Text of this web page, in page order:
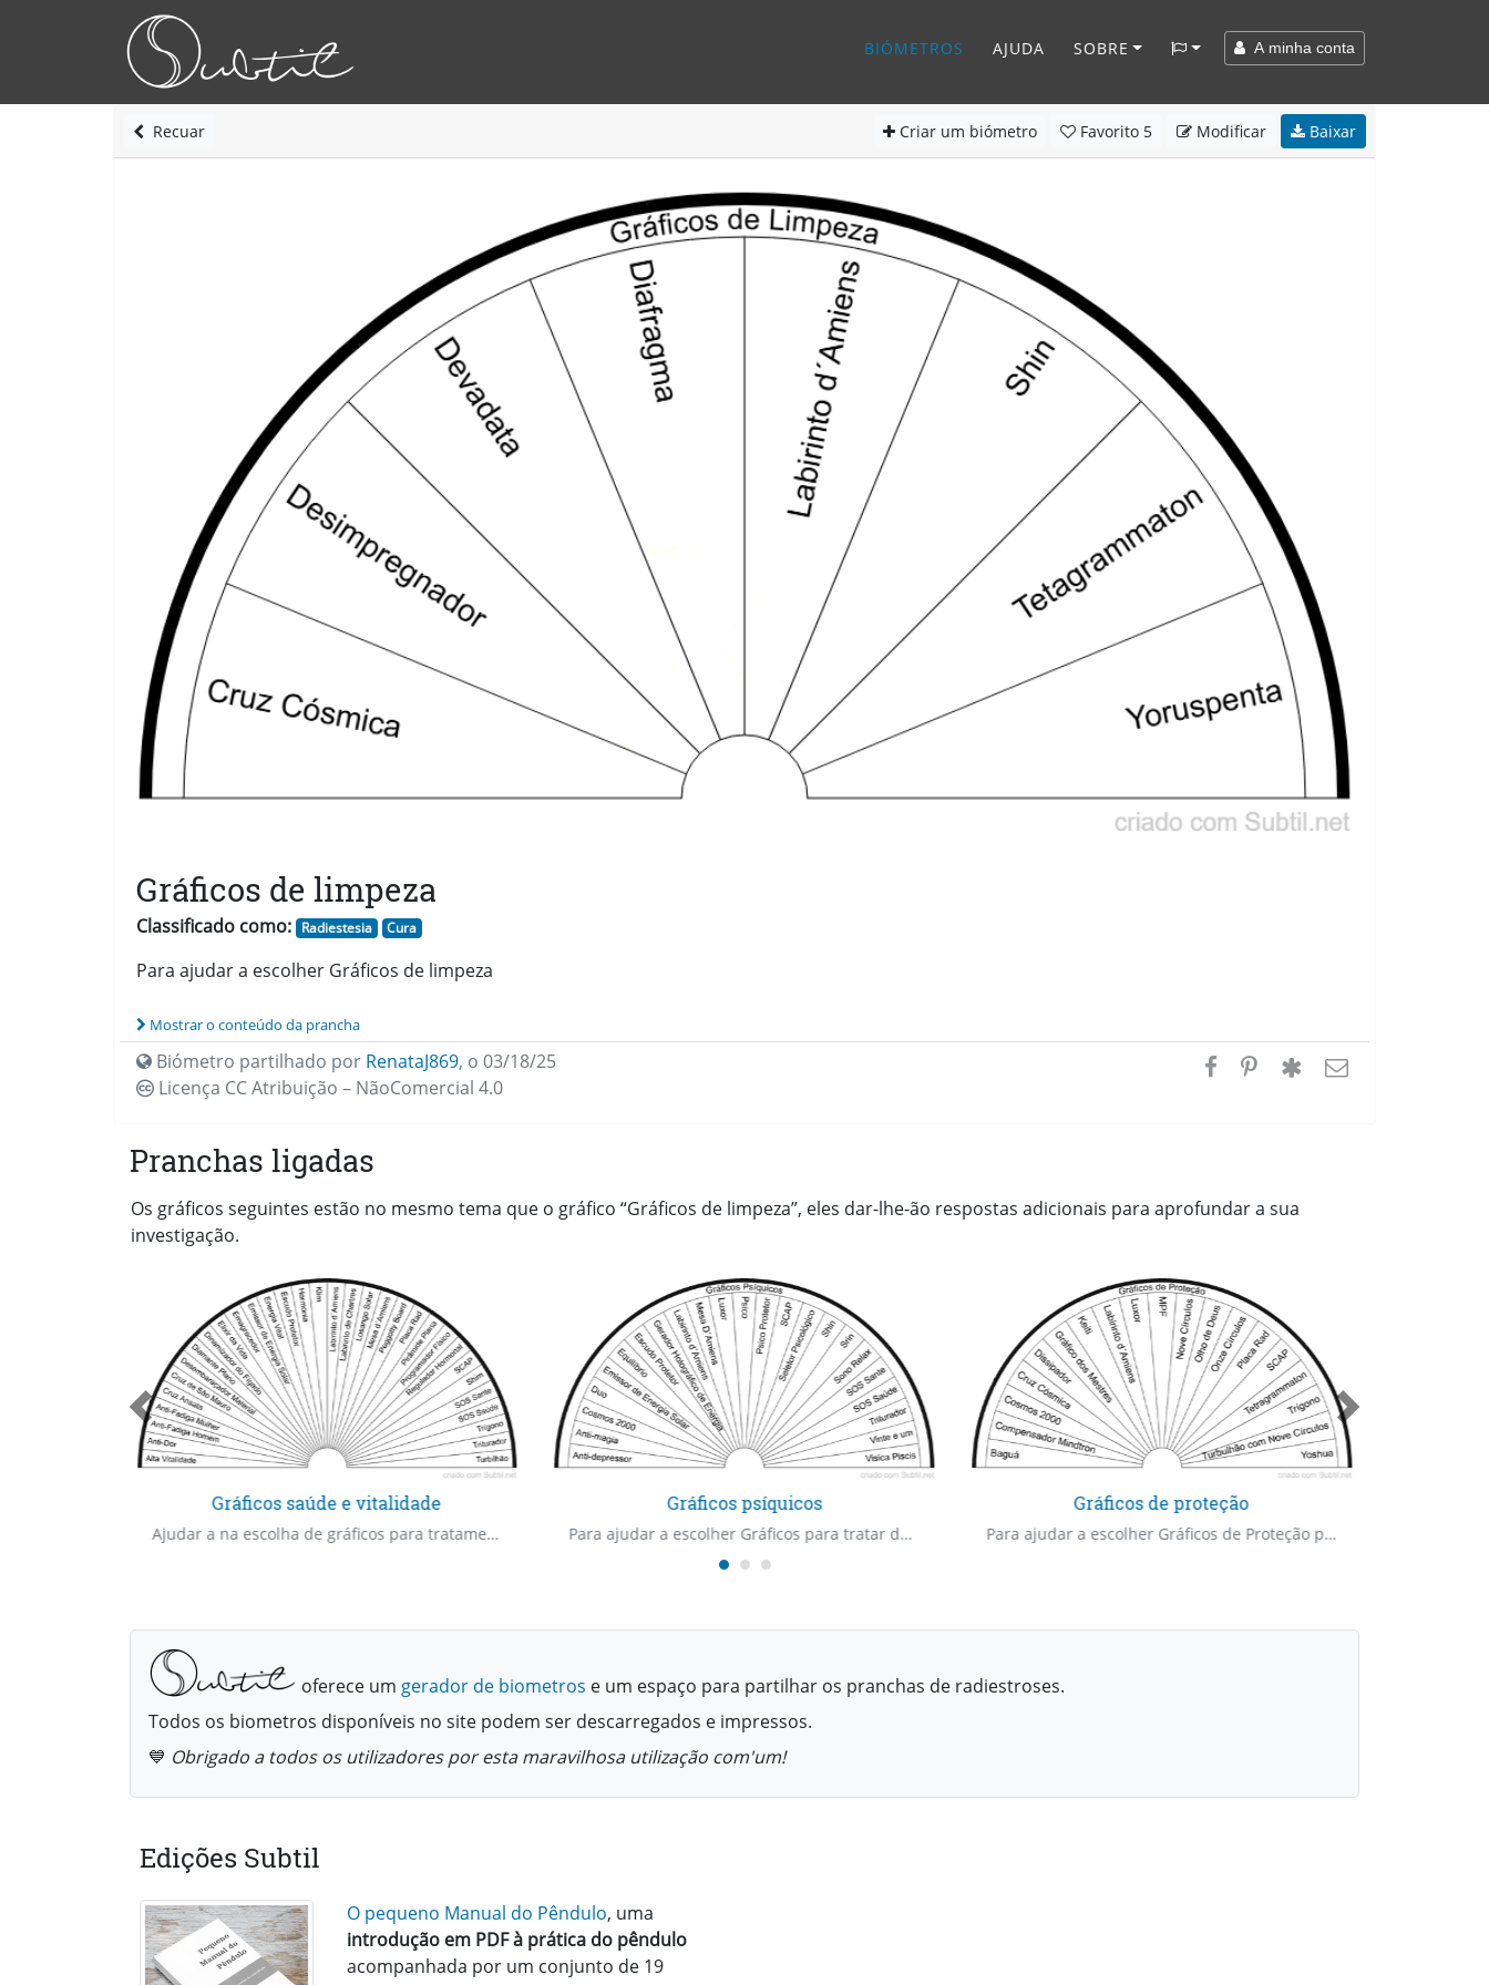
BIÓMETROS AJUDA SOBRE A minha conta
Recuar Criar um biómetro Favorito 5 Modificar Baixar
Gráficos de limpeza
Classificado como: Radiestesia Cura
Para ajudar a escolher Gráficos de limpeza
Mostrar o conteúdo da prancha
Biómetro partilhado por RenataJ869, o 03/18/25
Licença CCAtribuição – NãoComercial 4.0
Pranchas ligadas
Os gráficos seguintes estão no mesmo tema que o gráfico “Gráficos de limpeza”, eles dar-lhe-ão respostas adicionais para aprofundar a sua
investigação.
Gráficos saúde e vitalidade
Ajudar a na escolha de gráficos para tratamentos de saúde e vitalidade
Gráficos psíquicos
Para ajudar a escolher Gráficos para tratar desarmonizações psíquicas
Gráficos de proteção
Para ajudar a escolher Gráficos de Proteção principalmente física
oferece um gerador de biometros e um espaço para partilhar os pranchas de radiestroses.
Todos os biometros disponíveis no site podem ser descarregados e impressos.
💙 Obrigado a todos os utilizadores por esta maravilhosa utilização com'um!
Edições Subtil
O pequeno Manual do Pêndulo, uma
introdução em PDF à prática do pêndulo
acompanhada por um conjunto de 19